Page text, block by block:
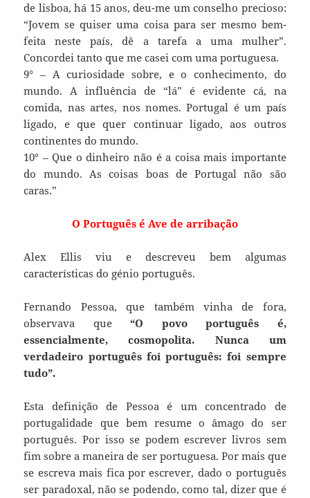
de lisboa, há 15 anos, deu-me um conselho precioso:
“Jovem se quiser uma coisa para ser mesmo bem-
feita neste país, dê a tarefa a uma mulher”.
Concordei tanto que me casei com uma portuguesa.
9° – A curiosidade sobre, e o conhecimento, do
mundo. A influência de “lá” é evidente cá, na
comida, nas artes, nos nomes. Portugal é um país
ligado, e que quer continuar ligado, aos outros
continentes do mundo.
10° – Que o dinheiro não é a coisa mais importante
do mundo. As coisas boas de Portugal não são
caras.”
O Português é Ave de arribação
Alex Ellis viu e descreveu bem algumas
características do génio português.
Fernando Pessoa, que também vinha de fora,
observava que“O povo português é,
essencialmente, cosmopolita. Nunca um
verdadeiro português foi português: foi sempre
tudo”.
Esta definição de Pessoa é um concentrado de
portugalidade que bem resume o âmago do ser
português. Por isso se podem escrever livros sem
fim sobre a maneira de ser portuguesa. Por mais que
se escreva mais fica por escrever, dado o português
ser paradoxal, não se podendo, como tal, dizer que é